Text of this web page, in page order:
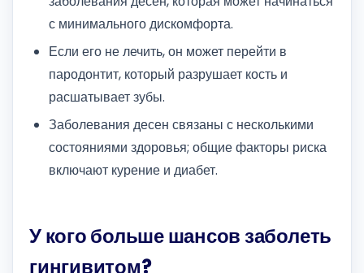
с минимального дискомфорта.
Если его не лечить, он может перейти в
пародонтит, который разрушает кость и
расшатывает зубы.
Заболевания десен связаны с несколькими
состояниями здоровья; общие факторы риска
включают курение и диабет.
У кого больше шансов заболеть
гингивитом?